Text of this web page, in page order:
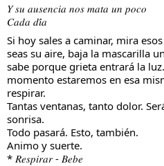
𝑌 𝑠𝑢 𝑎𝑢𝑠𝑒𝑛𝑐𝑖𝑎 𝑛𝑜𝑠 𝑚𝑎𝑡𝑎 𝑢𝑛 𝑝𝑜𝑐𝑜
𝐶𝑎𝑑𝑎 𝑑𝑖́𝑎
Si hoy sales a caminar, mira
seas su aire, baja la mascarilla
sabe porque grieta entrará la
momento estaremos en esa
respirar.
Tantas ventanas, tanto dolor.
sonrisa.
Todo pasará. Esto, también.
Animo y suerte.
* 𝑅𝑒𝑠𝑝𝑖𝑟𝑎𝑟 - 𝐵𝑒𝑏𝑒